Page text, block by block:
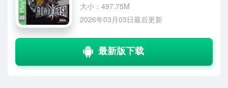
大小：497.75M
2026年03月03日最后更新